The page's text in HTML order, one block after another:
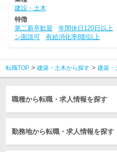
建設・土木
特徴
第二新卒歓迎
年間休日120日以上
ン面談可
有給消化率8割以上
転職TOP 建築・土木から探す 建築・
職種から転職・求人情報を探す
勤務地から転職・求人情報を探す